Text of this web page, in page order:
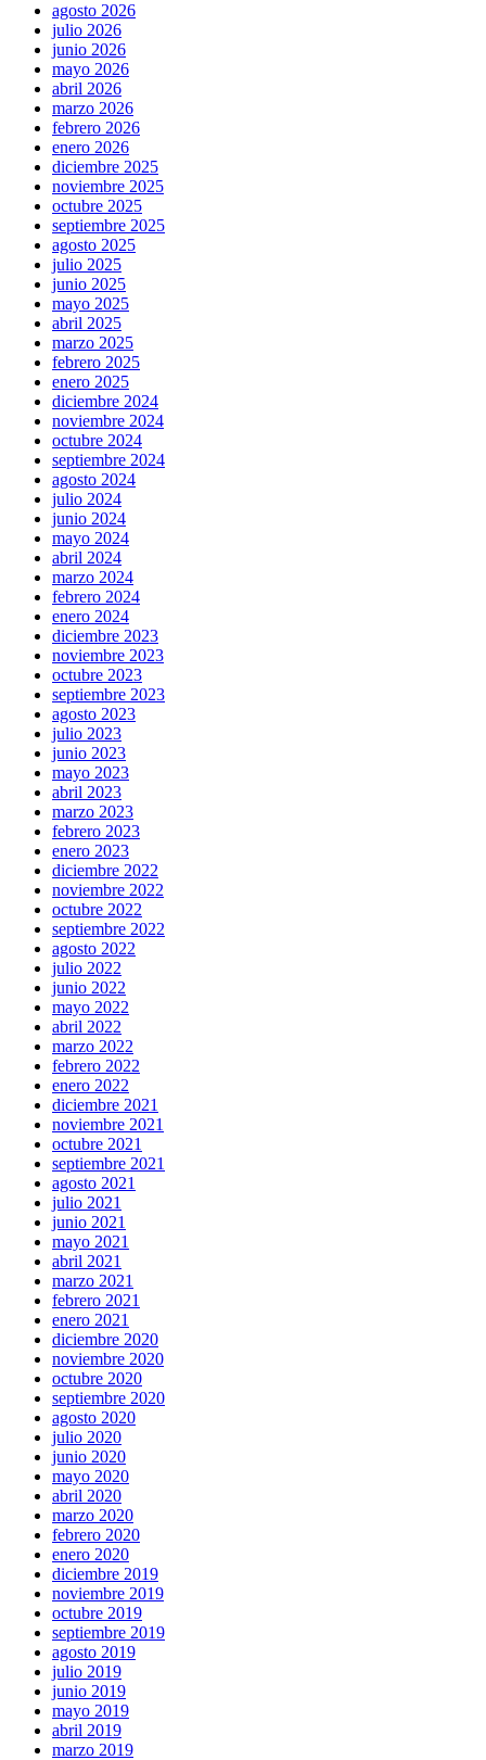
agosto 2026
julio 2026
junio 2026
mayo 2026
abril 2026
marzo 2026
febrero 2026
enero 2026
diciembre 2025
noviembre 2025
octubre 2025
septiembre 2025
agosto 2025
julio 2025
junio 2025
mayo 2025
abril 2025
marzo 2025
febrero 2025
enero 2025
diciembre 2024
noviembre 2024
octubre 2024
septiembre 2024
agosto 2024
julio 2024
junio 2024
mayo 2024
abril 2024
marzo 2024
febrero 2024
enero 2024
diciembre 2023
noviembre 2023
octubre 2023
septiembre 2023
agosto 2023
julio 2023
junio 2023
mayo 2023
abril 2023
marzo 2023
febrero 2023
enero 2023
diciembre 2022
noviembre 2022
octubre 2022
septiembre 2022
agosto 2022
julio 2022
junio 2022
mayo 2022
abril 2022
marzo 2022
febrero 2022
enero 2022
diciembre 2021
noviembre 2021
octubre 2021
septiembre 2021
agosto 2021
julio 2021
junio 2021
mayo 2021
abril 2021
marzo 2021
febrero 2021
enero 2021
diciembre 2020
noviembre 2020
octubre 2020
septiembre 2020
agosto 2020
julio 2020
junio 2020
mayo 2020
abril 2020
marzo 2020
febrero 2020
enero 2020
diciembre 2019
noviembre 2019
octubre 2019
septiembre 2019
agosto 2019
julio 2019
junio 2019
mayo 2019
abril 2019
marzo 2019